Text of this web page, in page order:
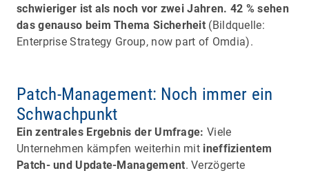
schwieriger ist als noch vor zwei Jahren. 42 % sehen
das genauso beim Thema Sicherheit (Bildquelle:
Enterprise Strategy Group, now part of Omdia).
Patch-Management: Noch immer ein
Schwachpunkt
Ein zentrales Ergebnis der Umfrage: Viele
Unternehmen kämpfen weiterhin mit ineffizientem
Patch- und Update-Management. Verzögerte